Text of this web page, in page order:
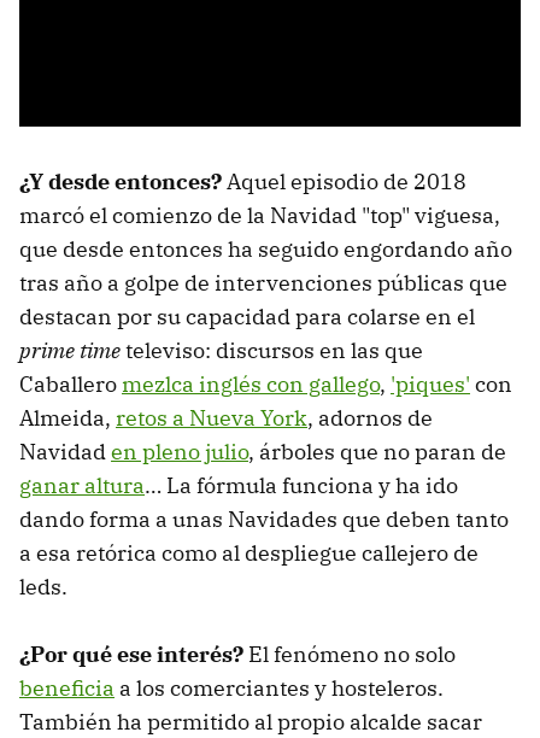
¿Y desde entonces?Aquel episodio de 2018
marcó el comienzo de la Navidad "top" viguesa,
que desde entonces ha seguido engordando año
tras año a golpe de intervenciones públicas que
destacan por su capacidad para colarse en el
prime timeteleviso: discursos en las que
Caballeromezlca inglés con gallego, 'piques' con
Almeida, retos a Nueva York, adornos de
Navidaden pleno julio, árboles que no paran de
ganar altura… La fórmula funciona y ha ido
dando forma a unas Navidades que deben tanto
a esa retórica como al despliegue callejero de
leds.
¿Por qué ese interés? El fenómeno no solo
beneficia a los comerciantes y hosteleros.
También ha permitido al propio alcalde sacar